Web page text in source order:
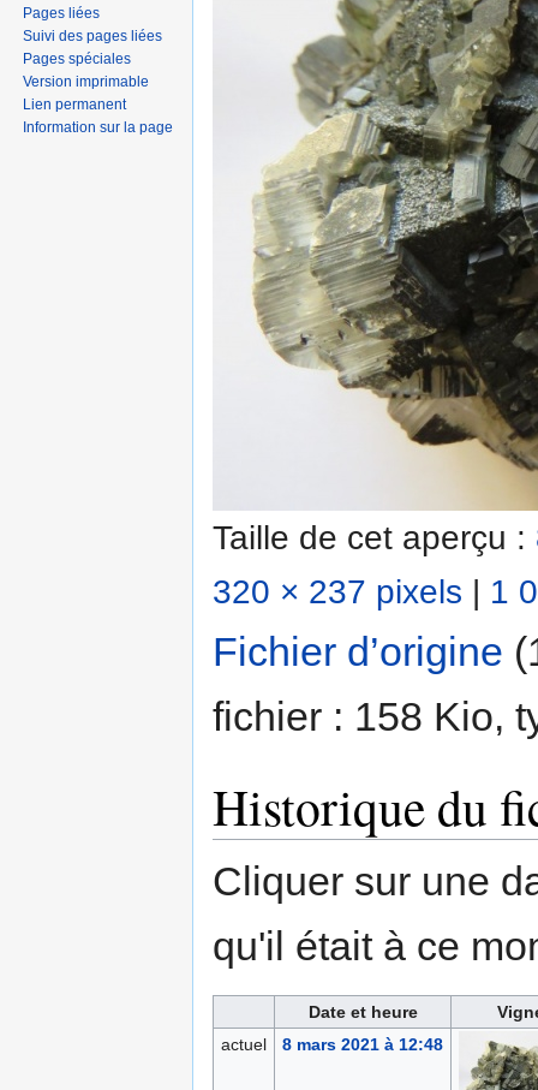
Taille de cet aperçu :
320 × 237 pixels | 1
Fichier d’origine
fichier : 158 Kio,
Historique du
Cliquer sur une
qu'il était à ce
Date et heure
actuel
8 mars 2021 à 12:48
Pages liées
Suivi des pages liées
Pages spéciales
Version imprimable
Lien permanent
Information sur la page